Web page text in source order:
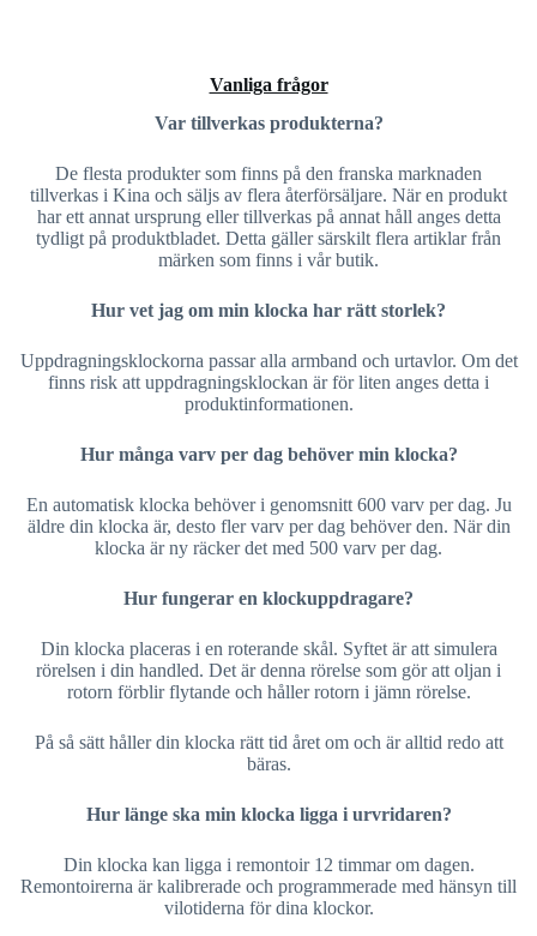
Vanliga frågor
Var tillverkas produkterna?
De flesta produkter som finns på den franska marknaden
tillverkas i Kina och säljs av flera återförsäljare. När en produkt
har ett annat ursprung eller tillverkas på annat håll anges detta
tydligt på produktbladet. Detta gäller särskilt flera artiklar från
märken som finns i vår butik.
Hur vet jag om min klocka har rätt storlek?
Uppdragningsklockorna passar alla armband och urtavlor. Om det
finns risk att uppdragningsklockan är för liten anges detta i
produktinformationen.
Hur många varv per dag behöver min klocka?
En automatisk klocka behöver i genomsnitt 600 varv per dag. Ju
äldre din klocka är, desto fler varv per dag behöver den. När din
klocka är ny räcker det med 500 varv per dag.
Hur fungerar en klockuppdragare?
Din klocka placeras i en roterande skål. Syftet är att simulera
rörelsen i din handled. Det är denna rörelse som gör att oljan i
rotorn förblir flytande och håller rotorn i jämn rörelse.
På så sätt håller din klocka rätt tid året om och är alltid redo att
bäras.
Hur länge ska min klocka ligga i urvridaren?
Din klocka kan ligga i remontoir 12 timmar om dagen.
Remontoirerna är kalibrerade och programmerade med hänsyn till
vilotiderna för dina klockor.